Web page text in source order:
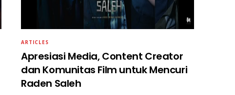
ARTICLES
Apresiasi Media, Content Creator
dan Komunitas Film untuk Mencuri
Raden Saleh